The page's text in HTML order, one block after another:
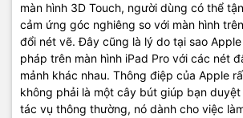
màn hình 3D Touch, người dùng có thể
cảm ứng góc nghiêng so với màn hình
đổi nét vẽ. Đây cũng là lý do tại sao
pháp trên màn hình iPad Pro với các nét
mảnh khác nhau. Thông điệp của Apple
không phải là một cây bút giúp bạn duyệt
tác vụ thông thường, nó dành cho việc